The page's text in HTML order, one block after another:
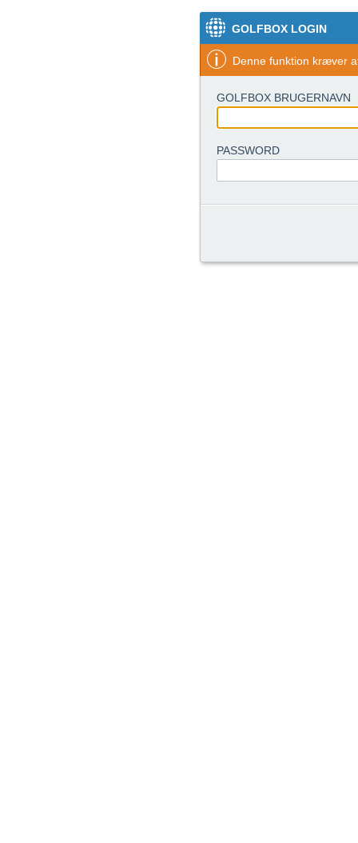
GOLFBOX LOGIN
Denne funktion kræver
GOLFBOX BRUGERNAVN
PASSWORD